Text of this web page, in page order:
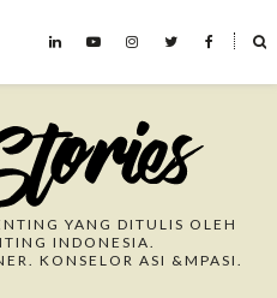
˟
Blog
YANG DITULIS OLEH
INDONESIA.
KONSELOR ASI &MPASI.